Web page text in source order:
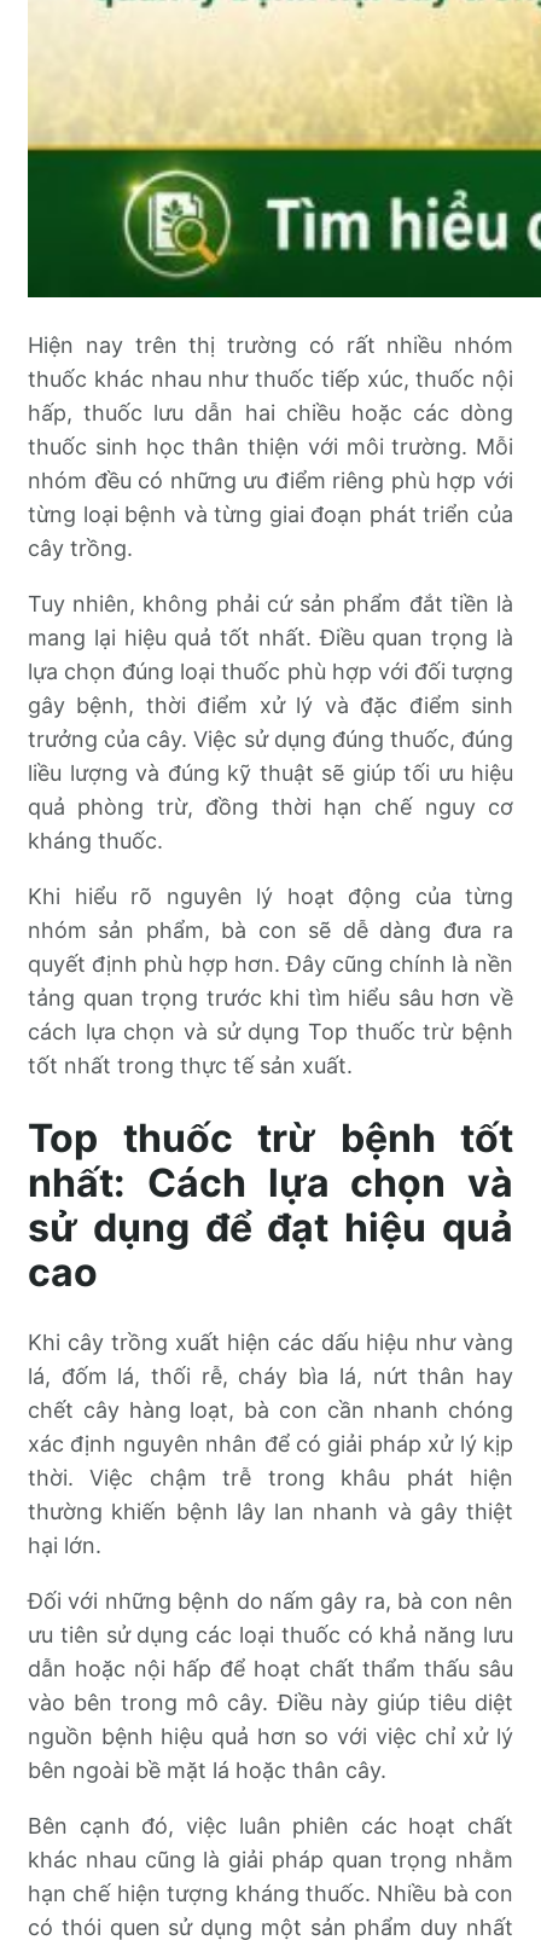
Hiện nay trên thị trường có rất nhiều nhóm
thuốc khác nhau như thuốc tiếp xúc, thuốc nội
hấp, thuốc lưu dẫn hai chiều hoặc các dòng
thuốc sinh học thân thiện với môi trường. Mỗi
nhóm đều có những ưu điểm riêng phù hợp với
từng loại bệnh và từng giai đoạn phát triển của
cây trồng.
Tuy nhiên, không phải cứ sản phẩm đắt tiền là
mang lại hiệu quả tốt nhất. Điều quan trọng là
lựa chọn đúng loại thuốc phù hợp với đối tượng
gây bệnh, thời điểm xử lý và đặc điểm sinh
trưởng của cây. Việc sử dụng đúng thuốc, đúng
liều lượng và đúng kỹ thuật sẽ giúp tối ưu hiệu
quả phòng trừ, đồng thời hạn chế nguy cơ
kháng thuốc.
Khi hiểu rõ nguyên lý hoạt động của từng
nhóm sản phẩm, bà con sẽ dễ dàng đưa ra
quyết định phù hợp hơn. Đây cũng chính là nền
tảng quan trọng trước khi tìm hiểu sâu hơn về
cách lựa chọn và sử dụng Top thuốc trừ bệnh
tốt nhất trong thực tế sản xuất.
Top thuốc trừ bệnh tốt
nhất: Cách lựa chọn và
sử dụng để đạt hiệu quả
cao
Khi cây trồng xuất hiện các dấu hiệu như vàng
lá, đốm lá, thối rễ, cháy bìa lá, nứt thân hay
chết cây hàng loạt, bà con cần nhanh chóng
xác định nguyên nhân để có giải pháp xử lý kịp
thời. Việc chậm trễ trong khâu phát hiện
thường khiến bệnh lây lan nhanh và gây thiệt
hại lớn.
Đối với những bệnh do nấm gây ra, bà con nên
ưu tiên sử dụng các loại thuốc có khả năng lưu
dẫn hoặc nội hấp để hoạt chất thẩm thấu sâu
vào bên trong mô cây. Điều này giúp tiêu diệt
nguồn bệnh hiệu quả hơn so với việc chỉ xử lý
bên ngoài bề mặt lá hoặc thân cây.
Bên cạnh đó, việc luân phiên các hoạt chất
khác nhau cũng là giải pháp quan trọng nhằm
hạn chế hiện tượng kháng thuốc. Nhiều bà con
có thói quen sử dụng một sản phẩm duy nhất